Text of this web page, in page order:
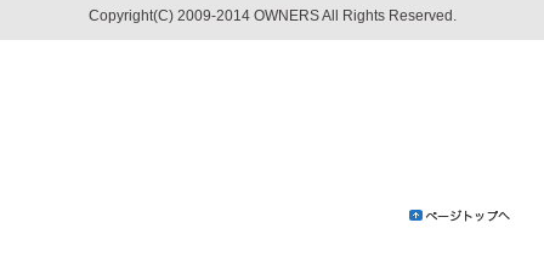
Copyright(C) 2009-2014 OWNERS All Rights Reserved.